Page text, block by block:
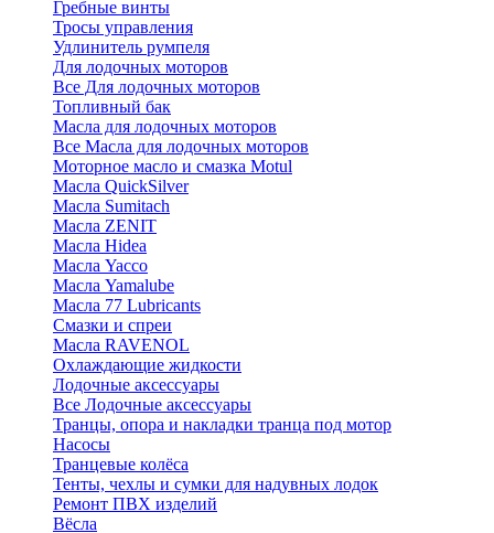
Гребные винты
Тросы управления
Удлинитель румпеля
Для лодочных моторов
Все Для лодочных моторов
Топливный бак
Масла для лодочных моторов
Все Масла для лодочных моторов
Моторное масло и смазка Motul
Масла QuickSilver
Масла Sumitach
Масла ZENIT
Масла Hidea
Масла Yacco
Масла Yamalube
Масла 77 Lubricants
Смазки и спреи
Масла RAVENOL
Охлаждающие жидкости
Лодочные аксессуары
Все Лодочные аксессуары
Транцы, опора и накладки транца под мотор
Насосы
Транцевые колёса
Тенты, чехлы и сумки для надувных лодок
Ремонт ПВХ изделий
Вёсла